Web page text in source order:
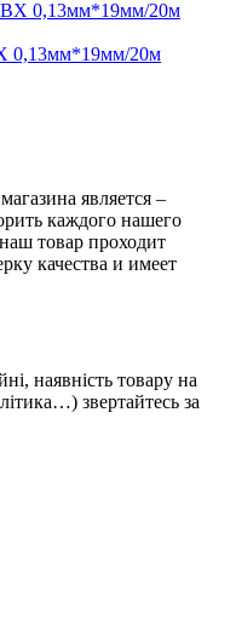
20м
является –
каждого нашего
товар проходит
качества и имеет
наявність товару на
звертайтесь за